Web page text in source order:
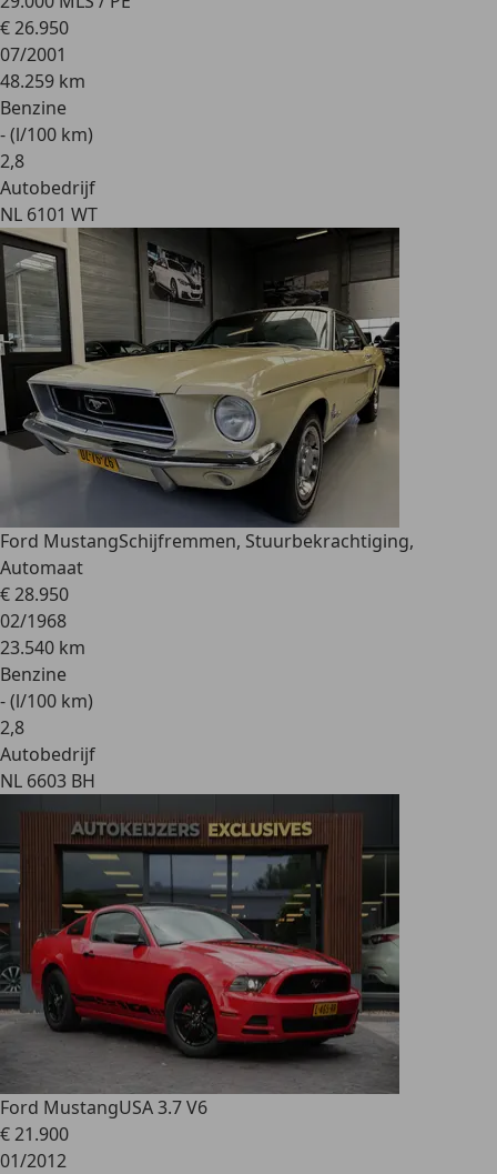
€ 26.950
07/2001
48.259 km
Benzine
- (l/100 km)
2,8
Autobedrijf
NL 6101 WT
Ford MustangSchijfremmen, Stuurbekrachtiging,
Automaat
€ 28.950
02/1968
23.540 km
Benzine
- (l/100 km)
2,8
Autobedrijf
NL 6603 BH
Ford MustangUSA 3.7 V6
€ 21.900
01/2012